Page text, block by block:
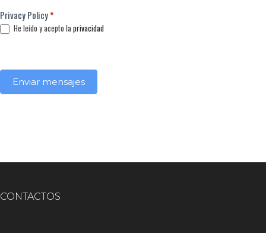
Privacy Policy*
He leído y acepto la privacidad
CONTACTOS